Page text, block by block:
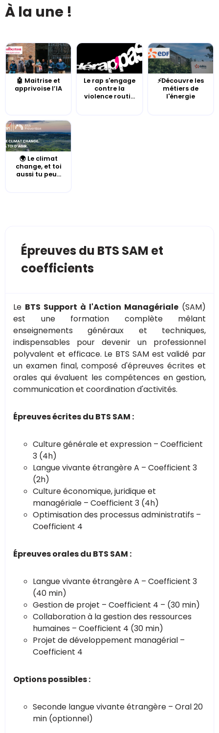
À la une !
🤖 Maitrise et
apprivoise l’IA
Le rap s'engage
contre la
violence routi...
⚡Découvre les
métiers de
l'énergie
🌍 Le climat
change, et toi
aussi tu peu...
Épreuves du BTS SAM et
coefficients
Le BTS Support à l'Action Managériale (SAM)
est une formation complète mêlant
enseignements généraux et techniques,
indispensables pour devenir un professionnel
polyvalent et efficace. Le BTS SAM est validé par
un examen final, composé d'épreuves écrites et
orales qui évaluent les compétences en gestion,
communication et coordination d'activités.
Épreuves écrites du BTS SAM :
Culture générale et expression – Coefficient
3 (4h)
Langue vivante étrangère A – Coefficient 3
(2h)
Culture économique, juridique et
managériale – Coefficient 3 (4h)
Optimisation des processus administratifs –
Coefficient 4
Épreuves orales du BTS SAM :
Langue vivante étrangère A – Coefficient 3
(40 min)
Gestion de projet – Coefficient 4 – (30 min)
Collaboration à la gestion des ressources
humaines – Coefficient 4 (30 min)
Projet de développement managérial –
Coefficient 4
Options possibles :
Seconde langue vivante étrangère – Oral 20
min (optionnel)